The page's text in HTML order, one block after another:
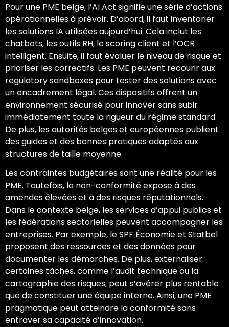
Pour une PME belge, l’AI Act signifie une série d’actions
opérationnelles à prévoir. D’abord, il faut inventorier
les solutions IA utilisées aujourd’hui. Cela inclut les
chatbots, les outils RH, le scoring client et l’OCR
intelligent. Ensuite, il faut évaluer le niveau de risque et
prioriser les correctifs. Les PME peuvent recourir aux
regulatory sandboxes pour tester des solutions avec
un encadrement légal. Ces dispositifs offrent un
environnement sécurisé pour innover sans subir
immédiatement toute la rigueur du régime standard.
De plus, les autorités belges et européennes publient
des guides et des bonnes pratiques adaptés aux
structures de taille moyenne.
Les contraintes budgétaires sont une réalité pour les
PME. Toutefois, la non-conformité expose à des
amendes élevées et à des risques réputationnels.
Dans le contexte belge, les services d’appui publics et
les fédérations sectorielles peuvent accompagner les
entreprises. Par exemple, le SPF Économie et Statbel
proposent des ressources et des données pour
documenter les démarches. De plus, externaliser
certaines tâches, comme l’audit technique ou la
cartographie des risques, peut s’avérer plus rentable
que de constituer une équipe interne. Ainsi, une PME
pragmatique peut atteindre la conformité sans
entraver sa capacité d’innovation.